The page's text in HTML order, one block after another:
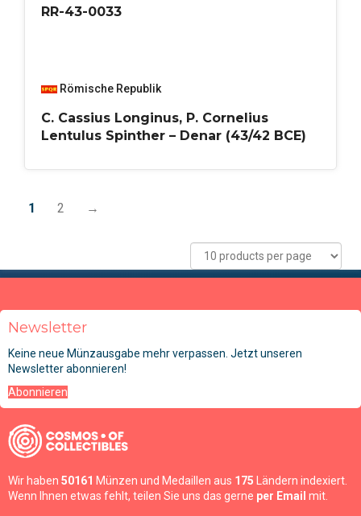
RR-43-0033
Römische Republik
C. Cassius Longinus, P. Cornelius
Lentulus Spinther – Denar (43/42 BCE)
1 2 →
Newsletter
Keine neue Münzausgabe mehr verpassen. Jetzt unseren
Newsletter abonnieren!
Abonnieren
Wir haben 50161 Münzen und Medaillen aus 175 Ländern indexiert.
Wenn Ihnen etwas fehlt, teilen Sie uns das gerne per Email mit.